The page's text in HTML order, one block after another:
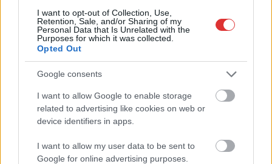
I want to opt-out of Collection, Use,
Retention, Sale, and/or Sharing of my
Personal Data that Is Unrelated with the
Purposes for which it was collected.
Opted Out
Google consents
I want to allow Google to enable storage
related to advertising like cookies on web or
device identifiers in apps.
I want to allow my user data to be sent to
Google for online advertising purposes.
Hírlevél feliratkozás
Adja meg keresztnevét:
Adja
meg e-mail címét:
Megismertem és elfogadom a